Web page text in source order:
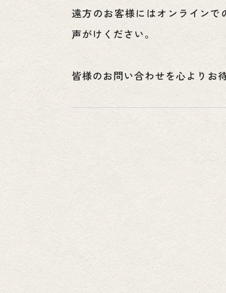
遠方のお客様にはオンライン
声がけください。
皆様のお問い合わせを心よりお